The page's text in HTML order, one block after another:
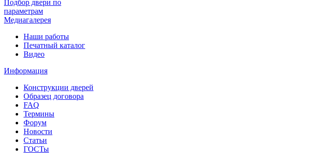
Подбор двери по
параметрам
Медиагалерея
Наши работы
Печатный каталог
Видео
Информация
Конструкции дверей
Образец договора
FAQ
Термины
Форум
Новости
Статьи
ГОСТы